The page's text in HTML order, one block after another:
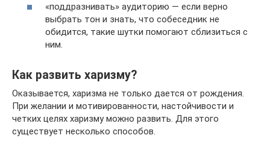
«поддразнивать» аудиторию — если верно
выбрать тон и знать, что собеседник не
обидится, такие шутки помогают сблизиться с
ним.
Как развить харизму?
Оказывается, харизма не только дается от рождения.
При желании и мотивированности, настойчивости и
четких целях харизму можно развить. Для этого
существует несколько способов.